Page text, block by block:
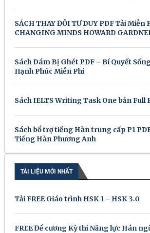
SÁCH THAY ĐỔI TƯ DUY PDF Tải Miễn
CHANGING MINDS HOWARD
Sách Dám Bị Ghét PDF – Bí Quyết
Hạnh Phúc Miễn Phí
Sách IELTS Writing Task One bản Full
Sách bổ trợ tiếng Hàn trung cấp P1
Tiếng Hàn Phương Anh
TÀI LIỆU MỚI NHẤT
Tải FREE Giáo trình HSK 1 – HSK 3.0
FREE Đề cương Kỳ thi Năng lực Hán